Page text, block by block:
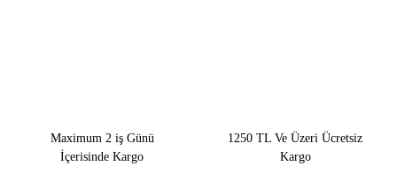
Maximum 2 iş Günü
İçerisinde Kargo
1250 TL Ve Üzeri Ücretsiz
Kargo